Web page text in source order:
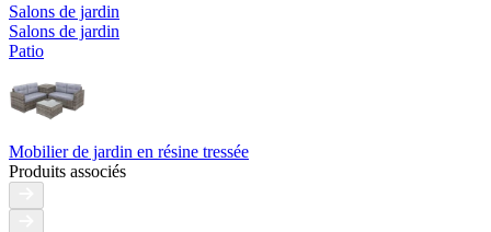
Salons de jardin
Salons de jardin
Patio
Mobilier de jardin en résine tressée
Produits associés